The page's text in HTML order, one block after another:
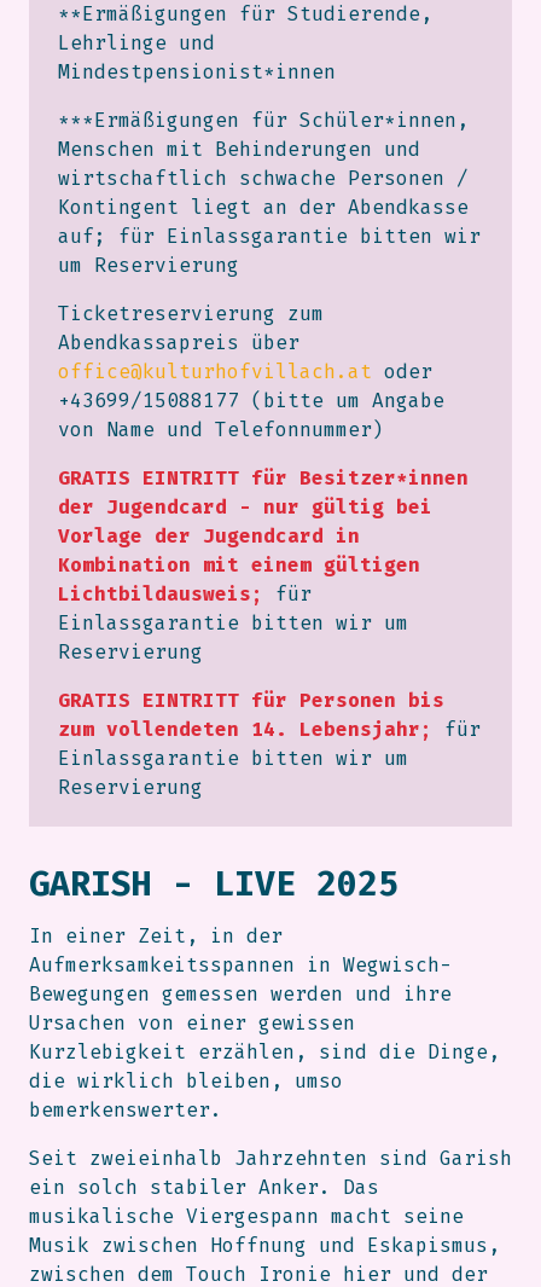
**Ermäßigungen für Studierende,
Lehrlinge und
Mindestpensionist*innen
***Ermäßigungen für Schüler*innen,
Menschen mit Behinderungen und
wirtschaftlich schwache Personen /
Kontingent liegt an der Abendkasse
auf; für Einlassgarantie bitten wir
um Reservierung
Ticketreservierung zum
Abendkassapreis über
office@kulturhofvillach.at oder
+43699/15088177 (bitte um Angabe
von Name und Telefonnummer)
GRATIS EINTRITT für Besitzer*innen
der Jugendcard - nur gültig bei
Vorlage der Jugendcard in
Kombination mit einem gültigen
Lichtbildausweis;
für
Einlassgarantie bitten wir um
Reservierung
GRATIS EINTRITT für Personen bis
zum vollendeten 14. Lebensjahr;
für
Einlassgarantie bitten wir um
Reservierung
GARISH - LIVE 2025
In einer Zeit, in der
Aufmerksamkeitsspannen in Wegwisch-
Bewegungen gemessen werden und ihre
Ursachen von einer gewissen
Kurzlebigkeit erzählen, sind die Dinge,
die wirklich bleiben, umso
bemerkenswerter.
Seit zweieinhalb Jahrzehnten sind Garish
ein solch stabiler Anker. Das
musikalische Viergespann macht seine
Musik zwischen Hoffnung und Eskapismus,
zwischen dem Touch Ironie hier und der